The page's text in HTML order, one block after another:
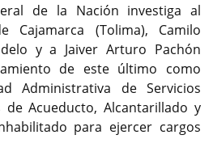
de la Nación investiga al
Cajamarca (Tolima), Camilo
y a Jaiver Arturo Pachón
de este último como
Administrativa de Servicios
de Acueducto, Alcantarillado y
para ejercer cargos